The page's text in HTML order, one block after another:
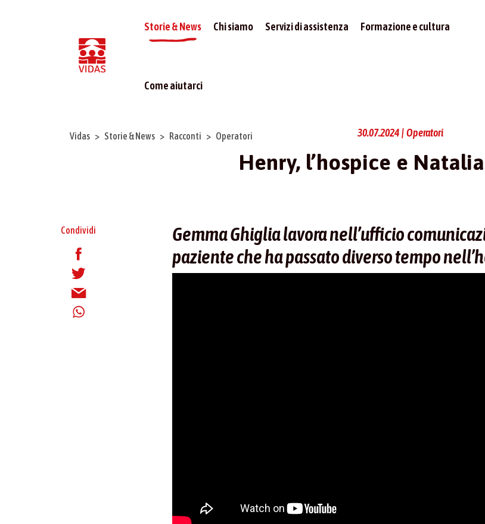
Storie & News Chi siamo Servizi di assistenza Formazione e cultura
Come aiutarci
Vidas Storie & News Racconti Operatori 30.07.2024 | Operatori
Henry, l’hospice e
Condividi
Gemma Ghiglia lavora nell’ufficio
paziente che ha passato diverso tempo